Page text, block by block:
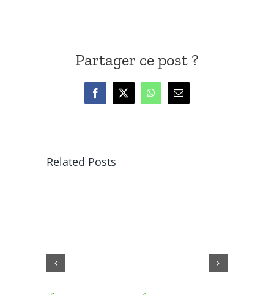
Partager ce post ?
Facebook
X WhatsAppEmail
Related Posts